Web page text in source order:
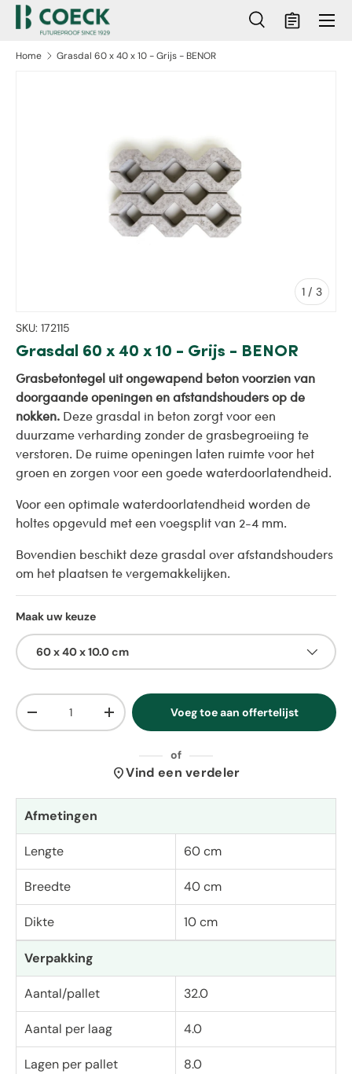
naar inhoud
Zoeken
ZoekenMandje
Menu
Home Grasdal 60 x 40 x 10 - Grijs - BENOR
1 / van
3
SKU: 172115
Grasdal 60 x 40 x 10 - Grijs - BENOR
Grasbetontegel uit ongewapend beton voorzien van
doorgaande openingen en afstandshouders op de
nokken. Deze grasdal in beton zorgt voor een
duurzame verharding zonder de grasbegroeiing te
verstoren. De ruime openingen laten ruimte voor het
groen en zorgen voor een goede waterdoorlatendheid.
Voor een optimale waterdoorlatendheid worden de
holtes opgevuld met een voegsplit van 2-4 mm.
Bovendien beschikt deze grasdal over afstandshouders
om het plaatsen te vergemakkelijken.
Maak uw keuze
60 x 40 x 10.0 cm
Aantal
Verlaag de hoeveelheidVerhoog de hoeveelheidVoeg toe aan offertelijst
of
location_onVind een verdeler
Afmetingen
Lengte 60 cm
Breedte 40 cm
Dikte 10 cm
Verpakking
Aantal/pallet 32.0
Aantal per laag 4.0
Lagen per pallet 8.0